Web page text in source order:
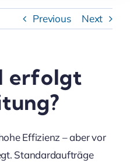
Previous Next
erfolgt
Effizienz – aber vor
Standardaufträge